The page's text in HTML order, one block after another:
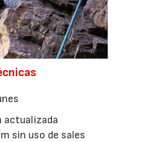
actualizada
sin uso de sales